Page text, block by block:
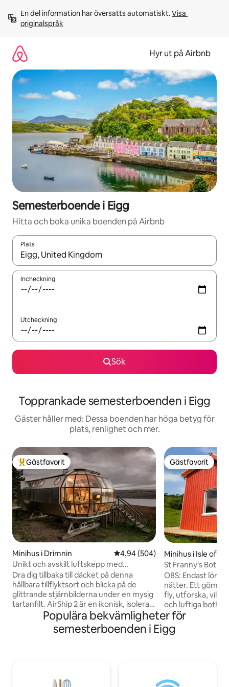
innehåll
En del information har översatts automatiskt. Visa
originalspråk
Hyr ut på Airbnb
Semesterboende i Eigg
Hitta och boka unika boenden på Airbnb
Plats
När resultaten är tillgängliga kan du navigera med upp- och
Incheckning
Utcheckning
Sök
Topprankade semesterboenden i Eigg
Gäster håller med: Dessa boenden har höga betyg för
plats, renlighet och mer.
Populär gästfavorit
Gästfavorit
Minihus i Drimnin 4,94 av 5 i genomsnittligt
4,94 (504)
Unikt och avskilt luftskepp med
fantastisk utsikt över höglandet
Dra dig tillbaka till däcket på denna
hållbara tillflyktsort och blicka på de
glittrande stjärnbilderna under en mysig
tartanfilt. AirShip 2 är en ikonisk, isolerad
aluminiumkapsel designad av Roderick
James med utsikt över Sound of Mull
från trollsländsfönster. Airship002 är
Pilot House, Drimnin som ligger på
Gästfavorit
Gästfavorit
Minihus i Isle of
St Franny's
Hebrides
OBS: Endast
nätter. Ett gömställe i en sluttning för att
fly, utforska, vila
och luftiga
Studio Hardie,
hantverksteamet
Amazing Spaces.
butik och ceilidh
Populära bekvämligheter för
semesterboenden i Eigg